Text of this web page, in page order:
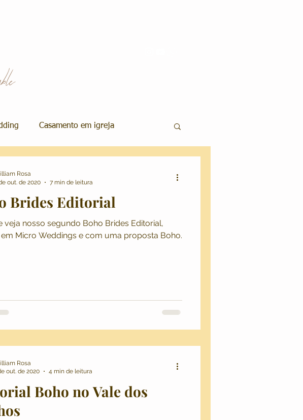
Casamento em igreja
de Família Pos Wedding
Casamento em Pousada
Brides Editorial
veja nosso segundo Boho Brides Editorial,
Micro Weddings e com uma proposta Boho.
Rosa
out. de 2020
7 min de leitura
Boho no Vale dos
Rosa
out. de 2020
4 min de leitura